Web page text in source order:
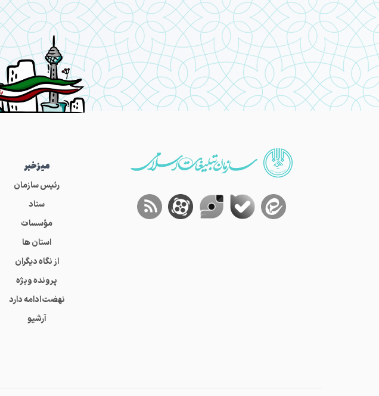
میز‌خبر
رئیس سازمان
ستاد
مؤسسات
استان ها
از نگاه دیگران
پرونده ویژه
نهضت ادامه دارد
آرشیو